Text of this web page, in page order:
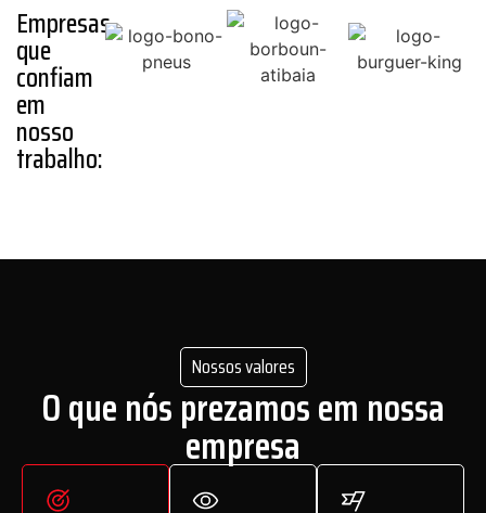
Empresas
que
confiam
em
nosso
trabalho:
Nossos valores
O que nós prezamos em nossa
empresa